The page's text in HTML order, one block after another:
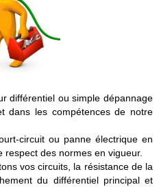
différentiel ou simple dépannage
dans les compétences de notre
circuit ou panne électrique en
des normes en vigueur.
vos circuits, la résistance de la
du différentiel principal et